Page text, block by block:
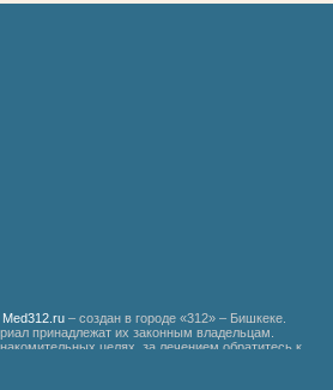
– создан в городе «312» – Бишкеке.
принадлежат их законным владельцам.
целях, за лечением обратитесь к